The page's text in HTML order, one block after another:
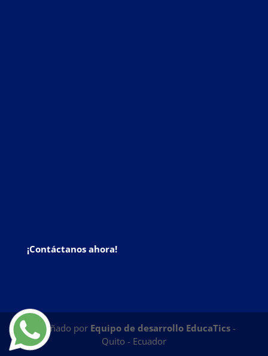
¡Contáctanos ahora!
Diseñado por Equipo de desarrollo EducaTics -
Quito - Ecuador